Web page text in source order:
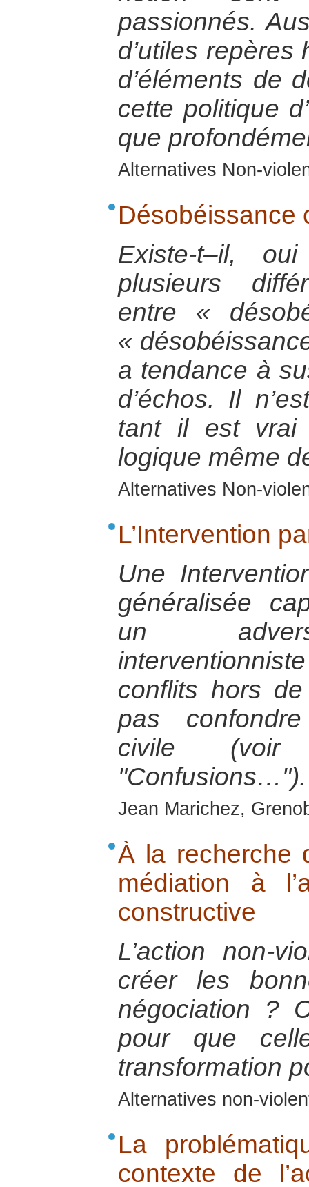
passionnés.
d’utiles repères
d’éléments de
cette politique
que
Alternatives Non-
Désobéissance
Existe-t–il,
plusieurs
entre «
«
a tendance à
d’échos. Il
tant il est vrai
logique même
Alternatives Non-
L’Intervention
Une
généralisée
un
conflits hors
pas
civile (voir
"Confusions…").
Jean Marichez,
À la recherche
médiation à
constructive
L’action non-
créer les
négociation ?
pour que
transformation
Alternatives non-
La
contexte de